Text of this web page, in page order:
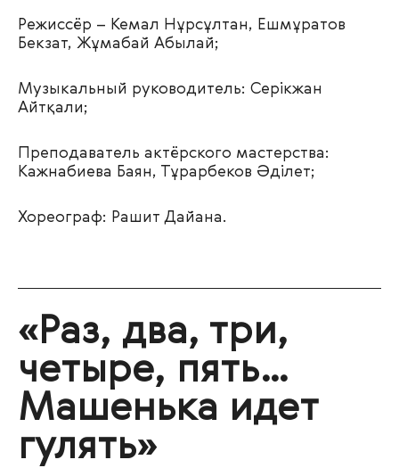
Режиссёр – Кемал Нұрсұлтан, Ешмұратов
Бекзат, Жұмабай Абылай;
Музыкальный руководитель: Серікжан
Айтқали;
Преподаватель актёрского мастерства:
Кажнабиева Баян, Тұрарбеков Әділет;
Хореограф: Рашит Дайана.
«Раз, два, три,
четыре, пять…
Машенька идет
гулять»